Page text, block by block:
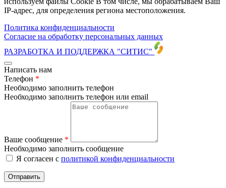
IP-адрес, для определения региона местоположения.
Политика конфиденциальности
Согласие на обработку персональных данных
РАЗРАБОТКА И ПОДДЕРЖКА "СИТИС"
Написать нам
Телефон *
Необходимо заполнить телефон
Необходимо заполнить телефон или email
Ваше сообщение *
Необходимо заполнить сообщение
Я согласен с политикой конфиденциальности
Отправить